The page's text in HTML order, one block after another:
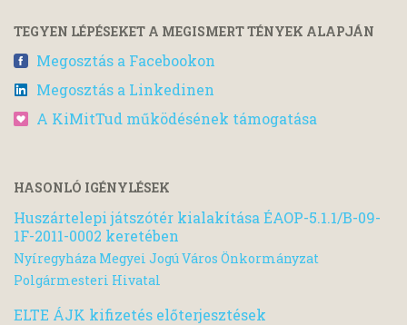
TEGYEN LÉPÉSEKET A MEGISMERT TÉNYEK ALAPJÁN
Megosztás a Facebookon
Megosztás a Linkedinen
A KiMitTud működésének támogatása
HASONLÓ IGÉNYLÉSEK
Huszártelepi játszótér kialakítása ÉAOP-5.1.1/B-09-
1F-2011-0002 keretében
Nyíregyháza Megyei Jogú Város Önkormányzat
Polgármesteri Hivatal
ELTE ÁJK kifizetés előterjesztések